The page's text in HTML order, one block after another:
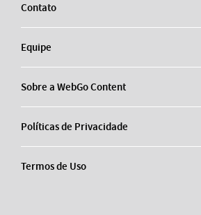
Contato
Equipe
Sobre a WebGo Content
Políticas de Privacidade
Termos de Uso